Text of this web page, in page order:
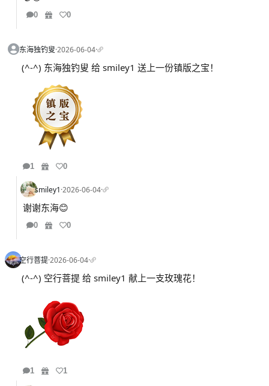
0 0
东海独钓叟·2026-06-04·
(^-^) 东海独钓叟 给 smiley1 送上一份镇版之宝！
1 0
smiley1·2026-06-04·
谢谢东海😊
0 0
空行菩提·2026-06-04·
(^-^) 空行菩提 给 smiley1 献上一支玫瑰花！
1 1